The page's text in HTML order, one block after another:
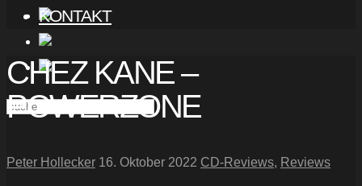
KONTAKT
CHEZ KANE –
POWERZONE
Peter Hollecker 16. Oktober 2022 CD-Reviews, Reviews